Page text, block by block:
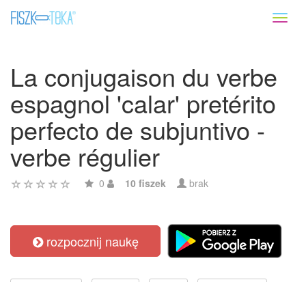
La conjugaison du verbe
espagnol 'calar' pretérito
perfecto de subjuntivo -
verbe régulier
0 10 fiszek brak
rozpocznij naukę